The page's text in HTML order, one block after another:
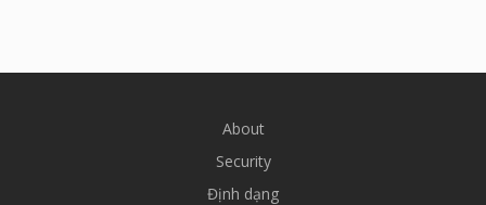
About
Security
Định dạng